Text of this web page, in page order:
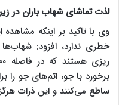
لذت تماشای شهاب باران در
وی با تاکید بر اینکه
خطری ندارد، افزود:
برخورد با جو، اتم‌های جو را
ساطع می‌کنند و این ذرات